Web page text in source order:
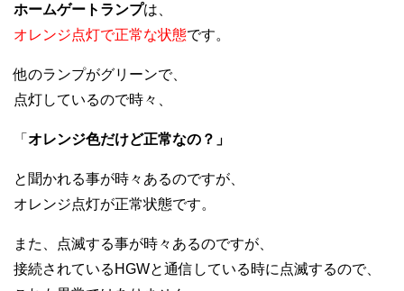
ホームゲートランプは、
オレンジ点灯で正常な状態です。
他のランプがグリーンで、
点灯しているので時々、
「 オレンジ色だけど正常なの？」
と聞かれる事が時々あるのですが、
オレンジ点灯が正常状態です。
また、点滅する事が時々あるのですが、
接続されているHGWと通信している時に点滅するので、